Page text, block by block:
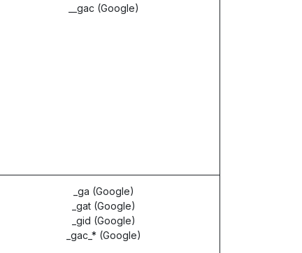
__gac (Google)
_ga (Google)
_gat (Google)
_gid (Google)
_gac_* (Google)